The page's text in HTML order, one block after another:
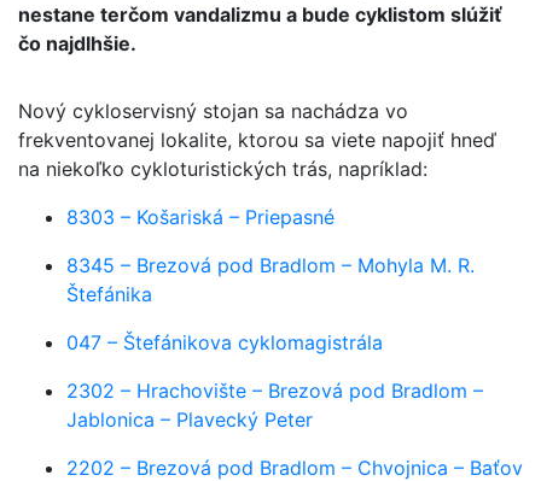
nestane terčom vandalizmu a bude cyklistom slúžiť
čo najdlhšie.
Nový cykloservisný stojan sa nachádza vo
frekventovanej lokalite, ktorou sa viete napojiť hneď
na niekoľko cykloturistických trás, napríklad:
8303 – Košariská – Priepasné
8345 – Brezová pod Bradlom – Mohyla M. R.
Štefánika
047 – Štefánikova cyklomagistrála
2302 – Hrachovište – Brezová pod Bradlom –
Jablonica – Plavecký Peter
2202 – Brezová pod Bradlom – Chvojnica – Baťov